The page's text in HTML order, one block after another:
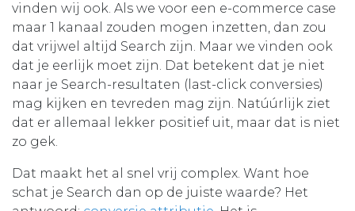
vinden wij ook. Als we voor een e-commerce case
maar 1 kanaal zouden mogen inzetten, dan zou
dat vrijwel altijd Search zijn. Maar we vinden ook
dat je eerlijk moet zijn. Dat betekent dat je niet
naar je Search-resultaten (last-click conversies)
mag kijken en tevreden mag zijn. Natúúrlijk ziet
dat er allemaal lekker positief uit, maar dat is niet
zo gek.
Dat maakt het al snel vrij complex. Want hoe
schat je Search dan op de juiste waarde? Het